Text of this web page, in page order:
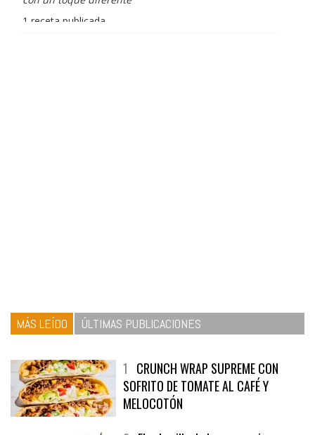
1 receta publicada
1CRUNCH WRAP SUPREME CON
SOFRITO DE TOMATE AL CAFÉ Y
MELOCOTÓN